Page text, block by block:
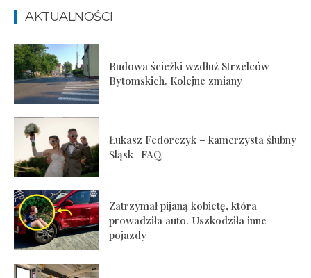
AKTUALNOŚCI
Budowa ścieżki wzdłuż Strzelców
Bytomskich. Kolejne zmiany
Łukasz Fedorczyk – kamerzysta ślubny
Śląsk | FAQ
Zatrzymał pijaną kobietę, która
prowadziła auto. Uszkodziła inne
pojazdy